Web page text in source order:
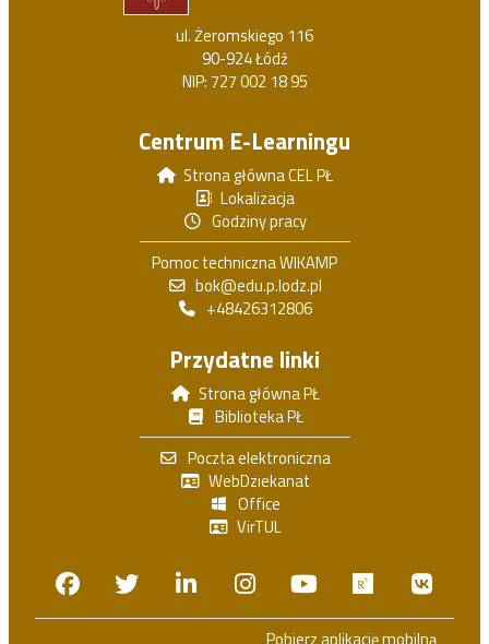
ul. Żeromskiego 116
90-924 Łódź
NIP: 727 002 18 95
Centrum E-Learningu
Strona główna CEL PŁ
Lokalizacja
Godziny pracy
Pomoc techniczna WIKAMP
bok@edu.p.lodz.pl
+48426312806
Przydatne linki
Strona główna PŁ
Biblioteka PŁ
Poczta elektroniczna
WebDziekanat
Office
VirTUL
FacebookTwitterLinkedinInstagram
Youtube
Pobierz aplikację mobilną